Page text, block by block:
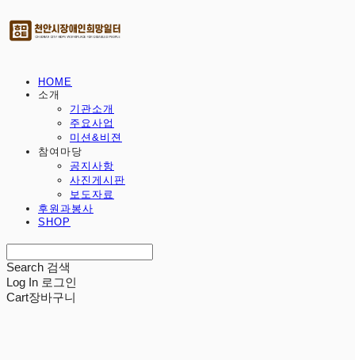
HOME
소개
기관소개
주요사업
미션&비젼
참여마당
공지사항
사진게시판
보도자료
후원과봉사
SHOP
Search 검색
Log In 로그인
Cart장바구니